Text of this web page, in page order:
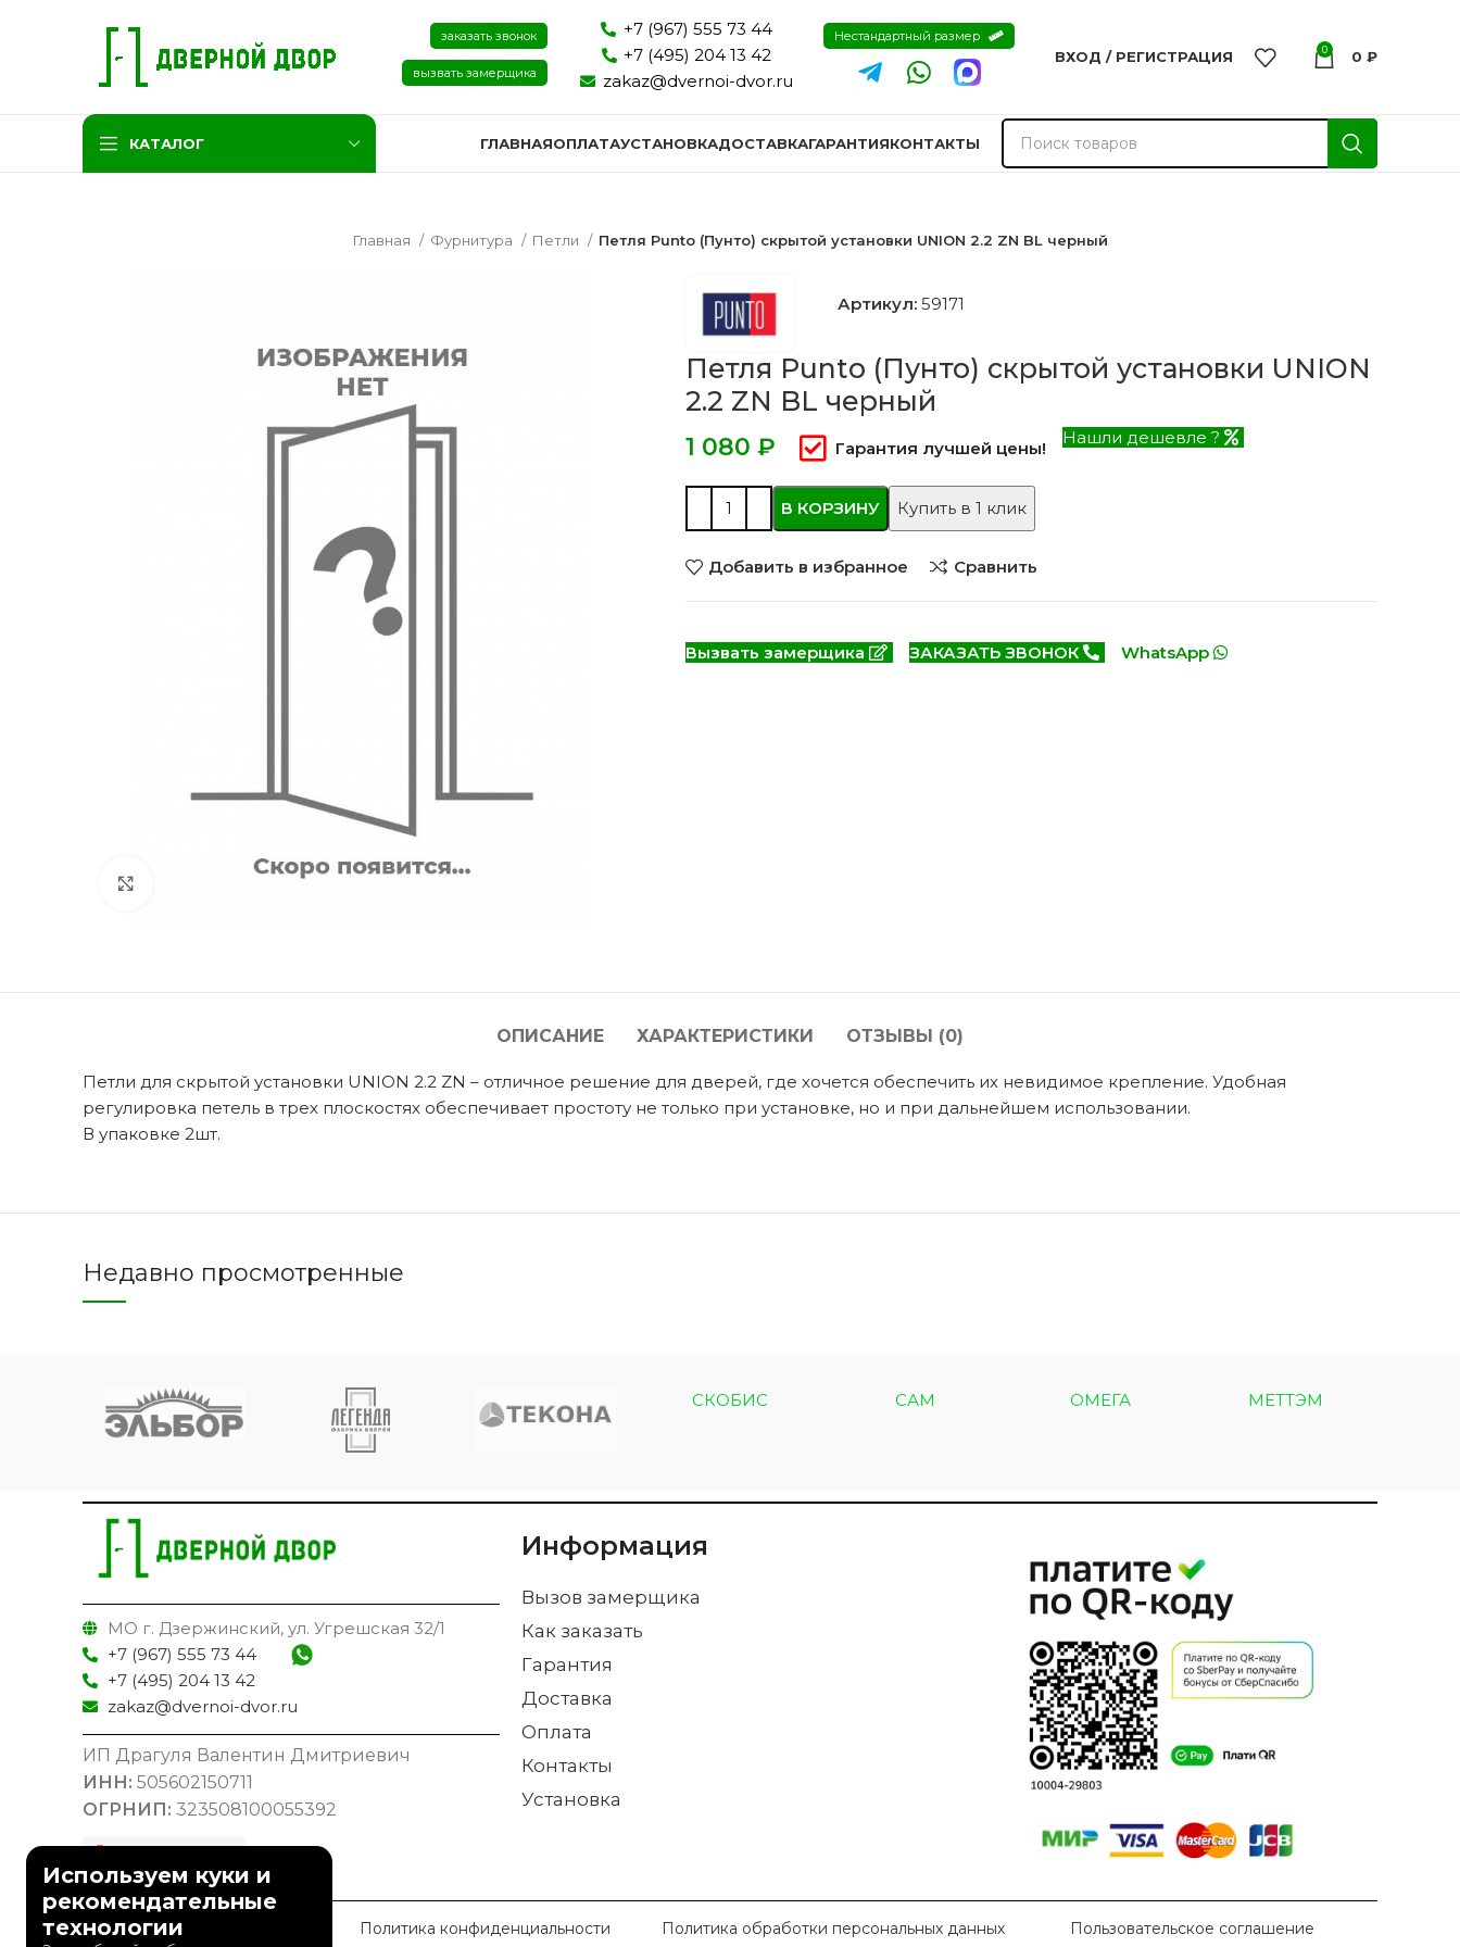
заказать звонок
вызвать замерщика
+7 (967) 555 73 44
+7 (495) 204 13 42
zakaz@dvernoi-dvor.ru
Нестандартный размер
ВХОД / РЕГИСТРАЦИЯ 0 0 ₽
КАТАЛОГ
2744 моделей
Двери глянцевые
Двери ЭКО ШПОН с
патиной
Двери SOFT TOUCH
8 моделей
ГЛАВНАЯОПЛАТАУСТАНОВКАДОСТАВКАГАРАНТИЯКОНТАКТЫ
Главная Фурнитура Петли Петля Punto (Пунто) скрытой установки UNION 2.2 ZN BL черный
Нажмите, чтобы увеличить
Артикул:59171
Петля Punto (Пунто) скрытой установки UNION
2.2 ZN BL черный
₽ Гарантия лучшей цены!
Нашли дешевле ?
В КОРЗИНУ Купить в 1 клик
Добавить в избранное Сравнить
Вызвать замерщика ЗАКАЗАТЬ ЗВОНОК WhatsApp
ОПИСАНИЕ ХАРАКТЕРИСТИКИ ОТЗЫВЫ (0)
Петли для скрытой установки UNION 2.2 ZN – отличное решение для дверей, где хочется обеспечить их невидимое крепление. Удобная
регулировка петель в трех плоскостях обеспечивает простоту не только при установке, но и при дальнейшем использовании.
В упаковке 2шт.
Недавно просмотренные
СКОБИС САМ ОМЕГА МЕТТЭМ
МО г. Дзержинский, ул. Угрешская 32/1
+7 (967) 555 73 44
+7 (495) 204 13 42
zakaz@dvernoi-dvor.ru
ИП Драгуля Валентин Дмитриевич
ИНН: 505602150711
ОГРНИП: 323508100055392
Информация
Вызов замерщика
Как заказать
Гарантия
Доставка
Оплата
Контакты
Установка
© 2023 Дверной Двор Политика конфиденциальности Политика обработки персональных данных Пользовательское соглашение
Используем куки и
рекомендательные
технологии